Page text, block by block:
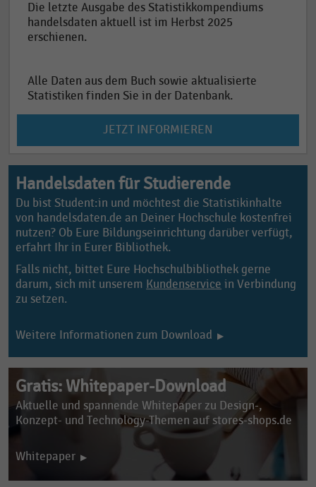
Die letzte Ausgabe des Statistikkompendiums
handelsdaten aktuell ist im Herbst 2025
erschienen.
Alle Daten aus dem Buch sowie aktualisierte
Statistiken finden Sie in der Datenbank.
JETZT INFORMIEREN
Handelsdaten für Studierende
Du bist Student:in und möchtest die Statistikinhalte
von handelsdaten.de an Deiner Hochschule kostenfrei
nutzen? Ob Eure Bildungseinrichtung darüber verfügt,
erfahrt Ihr in Eurer Bibliothek.
Falls nicht, bittet Eure Hochschulbibliothek gerne
darum, sich mit unserem Kundenservice in Verbindung
zu setzen.
Weitere Informationen zum Download
Gratis: Whitepaper-Download
Aktuelle und spannende Whitepaper zu Design-,
Konzept- und Technology-Themen auf stores-shops.de
Whitepaper